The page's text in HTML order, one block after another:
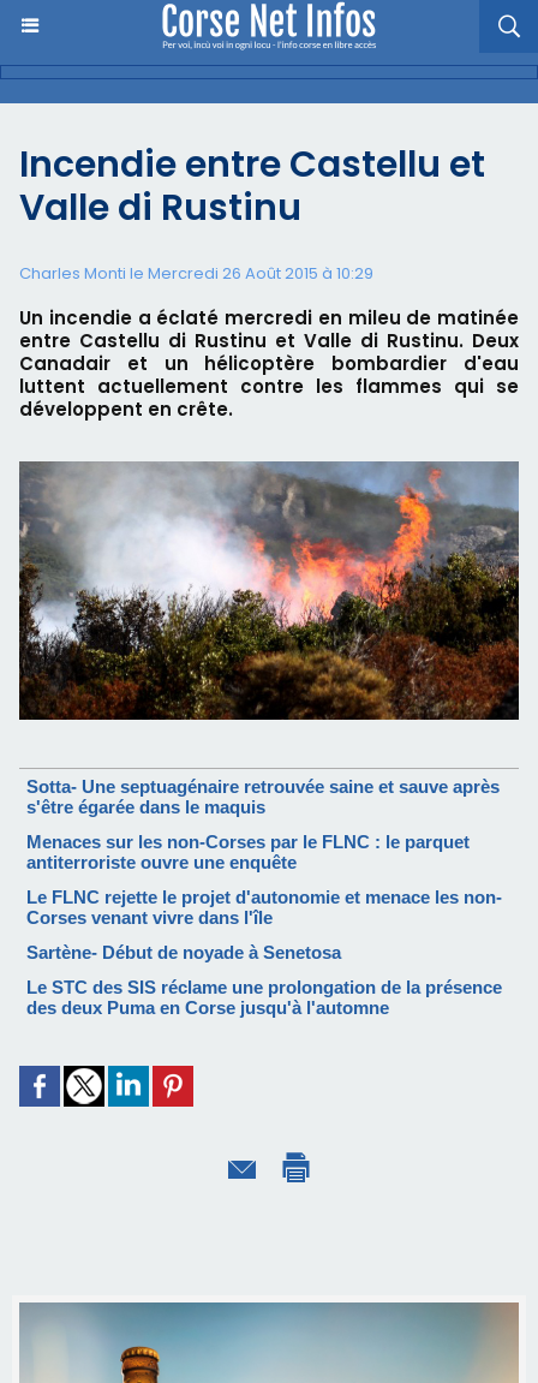
Incendie entre Castellu et
Valle di Rustinu
Charles Monti le Mercredi 26 Août 2015 à 10:29
Un incendie a éclaté mercredi en mileu de matinée
entre Castellu di Rustinu et Valle di Rustinu. Deux
Canadair et un hélicoptère bombardier d'eau
luttent actuellement contre les flammes qui se
développent en crête.
Sotta- Une septuagénaire retrouvée saine et sauve après
s'être égarée dans le maquis
Menaces sur les non-Corses par le FLNC : le parquet
antiterroriste ouvre une enquête
Le FLNC rejette le projet d'autonomie et menace les non-
Corses venant vivre dans l'île
Sartène- Début de noyade à Senetosa
Le STC des SIS réclame une prolongation de la présence
des deux Puma en Corse jusqu'à l'automne